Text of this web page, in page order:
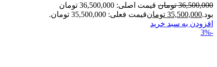
36,500,000 تومان
قیمت اصلی: 36,500,000 تومان
بود.35,500,000 تومانقیمت فعلی: 35,500,000 تومان.
افزودن به سبد خرید
-3%